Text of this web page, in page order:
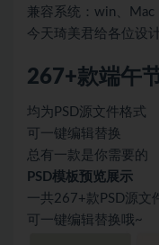
兼容系统：win、Mac
今天琦美君给各位设
267+款端午
均为PSD源文件格式
可一键编辑替换
总有一款是你需要的
PSD模板预览展示
一共267+款PSD源文
可一键编辑替换哦~